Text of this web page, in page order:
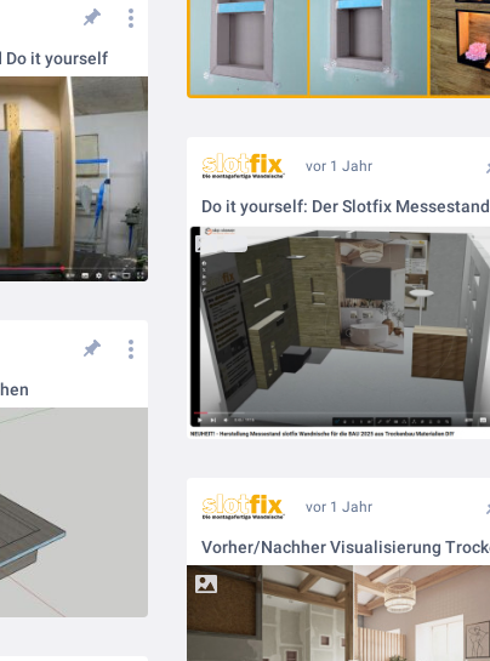
Do it yourself
vor 1 Jahr
Do it yourself: Der Slotfix Messestand
vor 1 Jahr